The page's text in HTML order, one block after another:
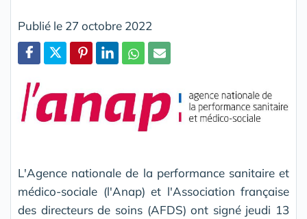
Publié le 27 octobre 2022
L'Agence nationale de la performance sanitaire et
médico-sociale (l'Anap) et l'Association française
des directeurs de soins (AFDS) ont signé jeudi 13